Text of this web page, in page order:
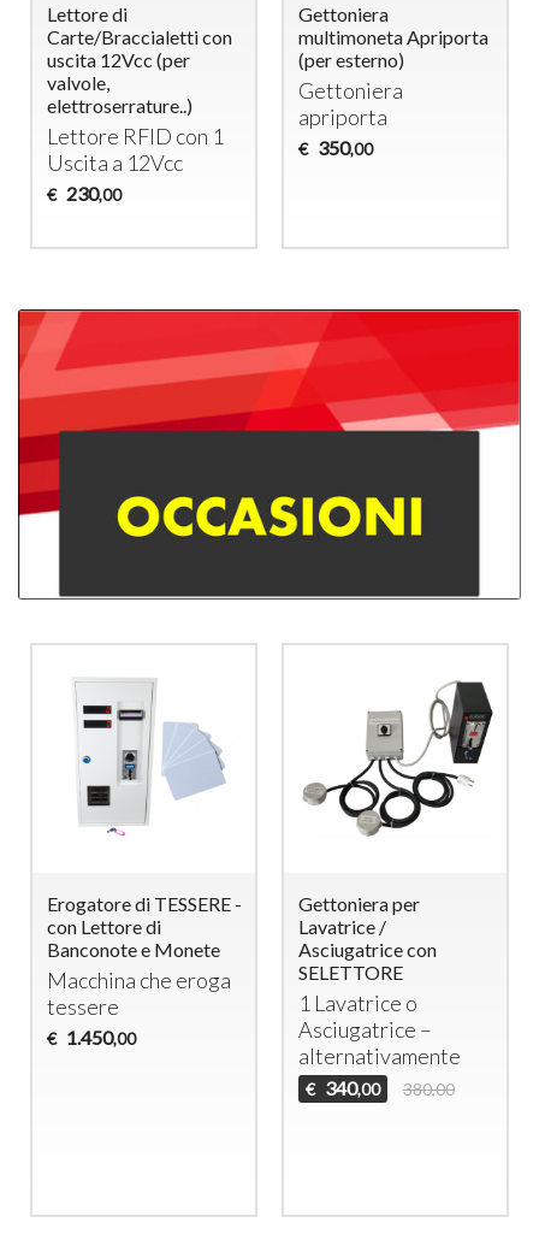
Lettore di
Carte/Braccialetti con
uscita 12Vcc (per
valvole,
elettroserrature..)
Lettore RFID con 1
Uscita a 12Vcc
€ 230,00
Gettoniera
multimoneta Apriporta
(per esterno)
Gettoniera
apriporta
€ 350,00
Erogatore di TESSERE -
con Lettore di
Banconote e Monete
Macchina che eroga
tessere
€ 1.450,00
Gettoniera per
Lavatrice /
Asciugatrice con
SELETTORE
1 Lavatrice o
Asciugatrice –
alternativamente
€ 340,00 380,00